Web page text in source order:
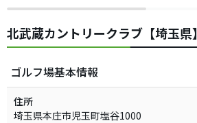
北武蔵カントリークラブ【埼玉県】
ゴルフ場基本情報
住所
埼玉県本庄市児玉町塩谷1000